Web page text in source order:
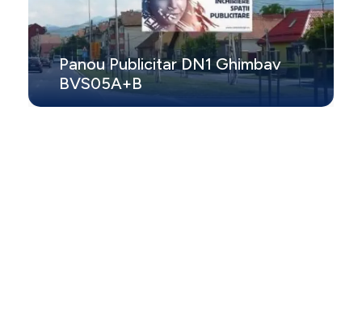
Panou Publicitar DN1 Ghimbav
BVS05A+B